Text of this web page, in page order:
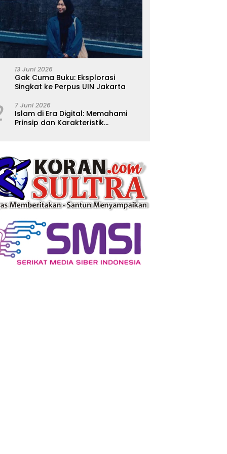
13 Juni 2026
Gak Cuma Buku: Eksplorasi
Singkat ke Perpus UIN Jakarta
7 Juni 2026
Islam di Era Digital: Memahami
Prinsip dan Karakteristik